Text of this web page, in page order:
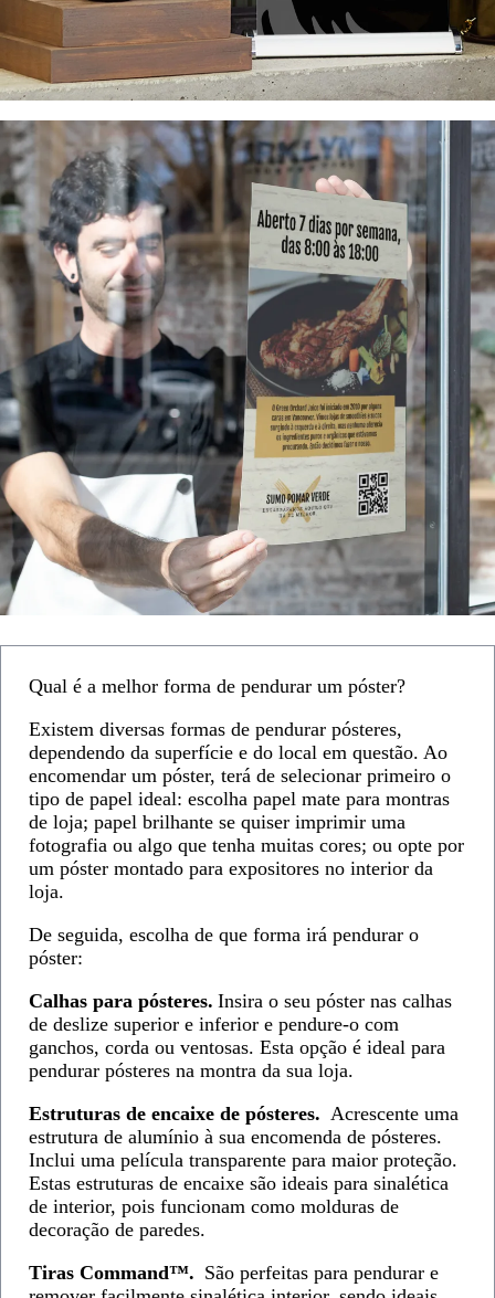
Qual é a melhor forma de pendurar um póster?
Existem diversas formas de pendurar pósteres,
dependendo da superfície e do local em questão. Ao
encomendar um póster, terá de selecionar primeiro o
tipo de papel ideal: escolha papel mate para montras
de loja; papel brilhante se quiser imprimir uma
fotografia ou algo que tenha muitas cores; ou opte por
um póster montado para expositores no interior da
loja.
De seguida, escolha de que forma irá pendurar o
póster:
Calhas para pósteres. Insira o seu póster nas calhas
de deslize superior e inferior e pendure-o com
ganchos, corda ou ventosas. Esta opção é ideal para
pendurar pósteres na montra da sua loja.
Estruturas de encaixe de pósteres. Acrescente uma
estrutura de alumínio à sua encomenda de pósteres.
Inclui uma película transparente para maior proteção.
Estas estruturas de encaixe são ideais para sinalética
de interior, pois funcionam como molduras de
decoração de paredes.
Tiras Command™. São perfeitas para pendurar e